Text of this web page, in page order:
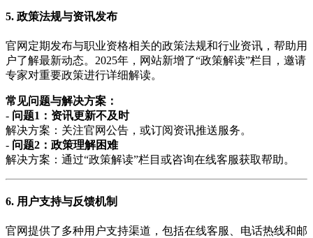
5. 政策法规与资讯发布
官网定期发布与职业资格相关的政策法规和行业资讯，帮助用
户了解最新动态。2025年，网站新增了“政策解读”栏目，邀请
专家对重要政策进行详细解读。
常见问题与解决方案：
- 问题1：资讯更新不及时
解决方案：关注官网公告，或订阅资讯推送服务。
- 问题2：政策理解困难
解决方案：通过“政策解读”栏目或咨询在线客服获取帮助。
6. 用户支持与反馈机制
官网提供了多种用户支持渠道，包括在线客服、电话热线和邮